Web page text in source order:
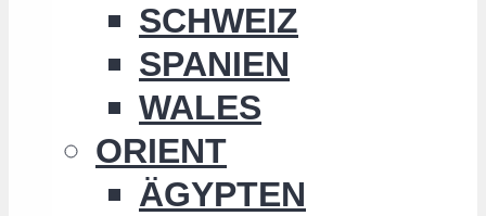
SCHWEIZ
SPANIEN
WALES
ORIENT
ÄGYPTEN